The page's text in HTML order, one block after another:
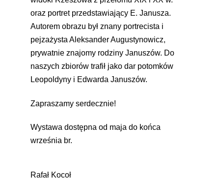
oraz portret przedstawiający E. Janusza.
Autorem obrazu był znany portrecista i
pejzażysta Aleksander Augustynowicz,
prywatnie znajomy rodziny Januszów. Do
naszych zbiorów trafił jako dar potomków
Leopoldyny i Edwarda Januszów.
Zapraszamy serdecznie!
Wystawa dostępna od maja do końca
września br.
Rafał Kocoł